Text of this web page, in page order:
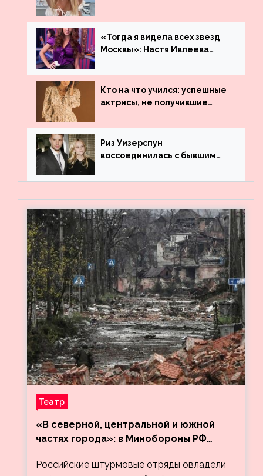
«Тогда я видела всех звезд
Москвы»: Настя Ивлеева
популярности и выложила
архивные фото
Кто на что учился: успешные
актрисы, не получившие
Риз Уизерспун
воссоединилась с бывшим
Театр
«В северной, центральной и южной
частях города»: в Минобороны РФ
кварталов Артёмовска
Российские штурмовые отряды овладели